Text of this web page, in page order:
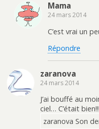
Mama
24 mars 2014
C’est vrai un
Répondre
zaranova
24 mars 2014
J’ai bouffé au
ciel… C’était
zaranova Son